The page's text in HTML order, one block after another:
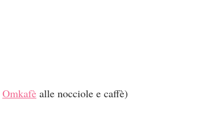
Omkafè alle nocciole e caffè)